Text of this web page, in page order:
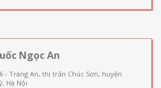
Ngọc An
- Tràng An, thị trấn Chúc Sơn, huyện
Hà Nội